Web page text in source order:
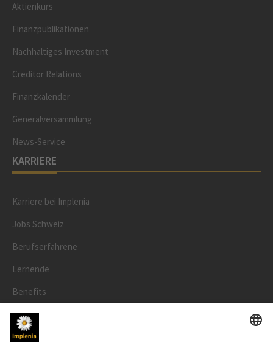
Aktienkurs
Finanzpublikationen
Nachhaltiges Investment
Creditor Relations
Finanzkalender
Generalversammlung
News-Service
KARRIERE
Karriere bei Implenia
Jobs Schweiz
Berufserfahrene
Lernende
Benefits
RECHTLICHES